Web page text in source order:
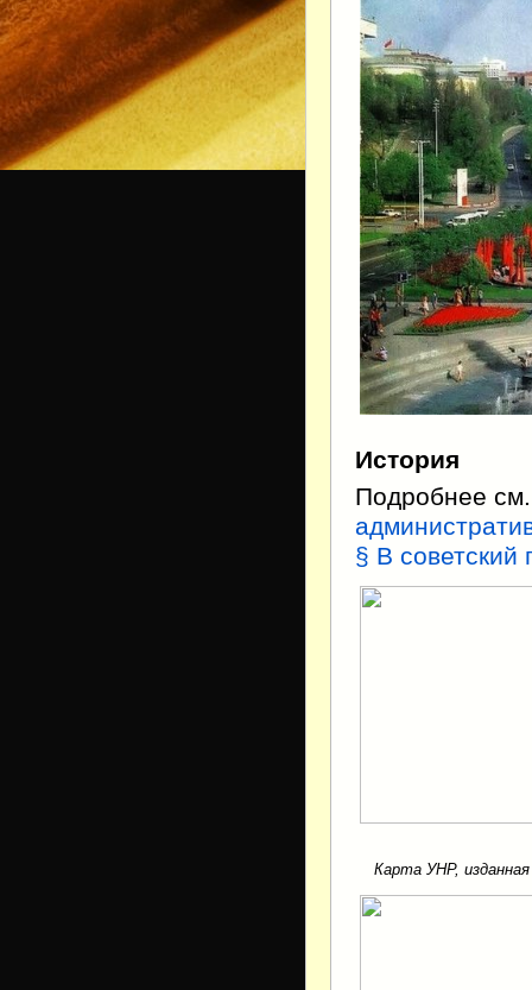
История
Подробнее
§ В советский
Карта УНР, изданная